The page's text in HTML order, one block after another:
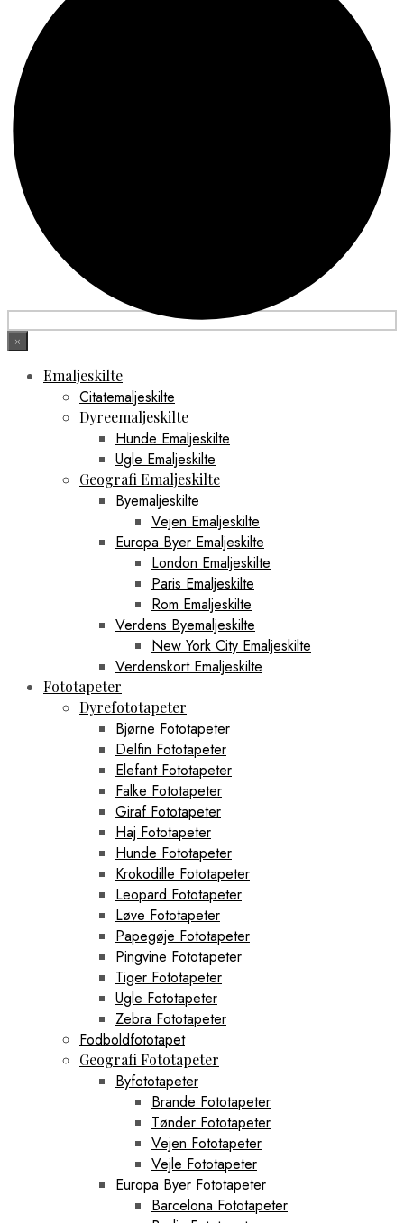
×
Emaljeskilte
Citatemaljeskilte
Dyreemaljeskilte
Hunde Emaljeskilte
Ugle Emaljeskilte
Geografi Emaljeskilte
Byemaljeskilte
Vejen Emaljeskilte
Europa Byer Emaljeskilte
London Emaljeskilte
Paris Emaljeskilte
Rom Emaljeskilte
Verdens Byemaljeskilte
New York City Emaljeskilte
Verdenskort Emaljeskilte
Fototapeter
Dyrefototapeter
Bjørne Fototapeter
Delfin Fototapeter
Elefant Fototapeter
Falke Fototapeter
Giraf Fototapeter
Haj Fototapeter
Hunde Fototapeter
Krokodille Fototapeter
Leopard Fototapeter
Løve Fototapeter
Papegøje Fototapeter
Pingvine Fototapeter
Tiger Fototapeter
Ugle Fototapeter
Zebra Fototapeter
Fodboldfototapet
Geografi Fototapeter
Byfototapeter
Brande Fototapeter
Tønder Fototapeter
Vejen Fototapeter
Vejle Fototapeter
Europa Byer Fototapeter
Barcelona Fototapeter